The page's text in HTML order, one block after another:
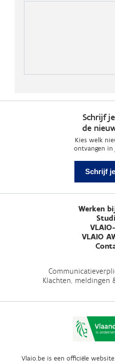
Schrijf
de
Kies welk
ontvangen in
Schrijf
Werken
VLAIO
Klachten, meldingen
Vlaio.be is een officiële